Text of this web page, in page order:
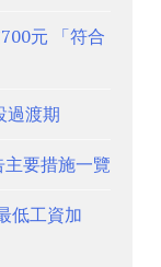
元 「符合
過渡期
要措施一覽
低工資加